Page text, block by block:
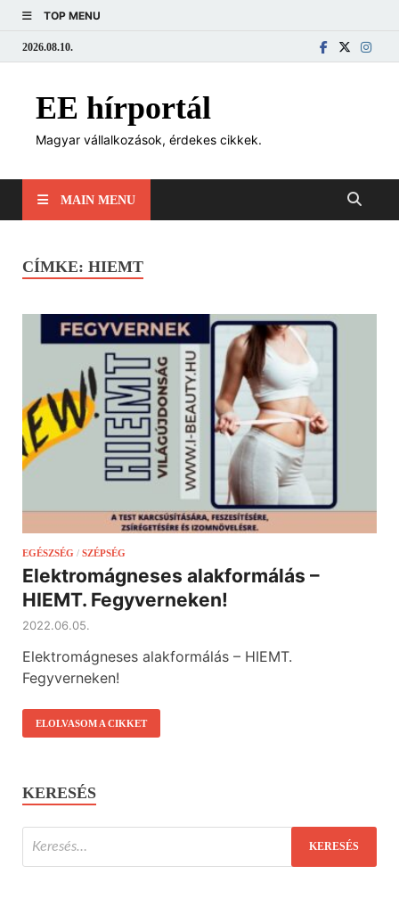
TOP MENU
2026.08.10.
EE hírportál
Magyar vállalkozások, érdekes cikkek.
MAIN MENU
CÍMKE: HIEMT
EGÉSZSÉG / SZÉPSÉG
Elektromágneses alakformálás –
HIEMT. Fegyverneken!
2022.06.05.
Elektromágneses alakformálás – HIEMT.
Fegyverneken!
ELOLVASOM A CIKKET
KERESÉS